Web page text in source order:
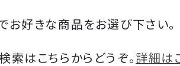
お好きな商品をお選び下さい。
索はこちらからどうぞ。 詳細は